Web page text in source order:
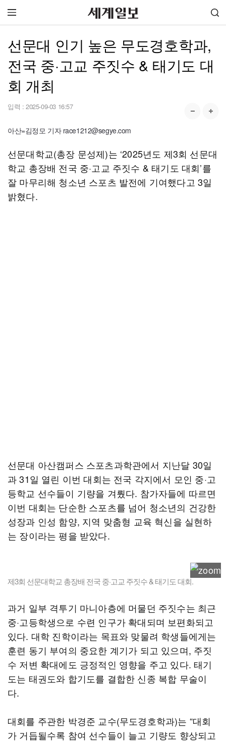
선문대 인기 높은 무도경호학과,
전국 중·고교 주짓수 & 태기도 대
회 개최
입력 : 2025-09-03 16:57
아산=김정모 기자 race1212@segye.com
선문대학교(총장 문성제)는 ‘2025년도 제3회 선문대
학교 총장배 전국 중·고교 주짓수 & 태기도 대회’를
잘 마무리해 청소년 스포츠 발전에 기여했다고 3일
밝혔다.
선문대 아산캠퍼스 스포츠과학관에서 지난달 30일
과 31일 열린 이번 대회는 전국 각지에서 모인 중·고
등학교 선수들이 기량을 겨뤘다. 참가자들에 따르면
이번 대회는 단순한 스포츠를 넘어 청소년의 건강한
성장과 인성 함양, 지역 맞춤형 교육 혁신을 실현하
는 장이라는 평을 받았다.
제3회 선문대학교 총장배 전국 중·고교 주짓수 & 태기도 대회.
과거 일부 격투기 마니아층에 머물던 주짓수는 최근
중·고등학생으로 수련 인구가 확대되며 보편화되고
있다. 대학 진학이라는 목표와 맞물려 학생들에게는
훈련 동기 부여의 중요한 계기가 되고 있으며, 주짓
수 저변 확대에도 긍정적인 영향을 주고 있다. 태기
도는 태권도와 합기도를 결합한 신종 복합 무술이
다.
대회를 주관한 박경준 교수(무도경호학과)는 “대회
가 거듭될수록 참여 선수들이 늘고 기량도 향상되고